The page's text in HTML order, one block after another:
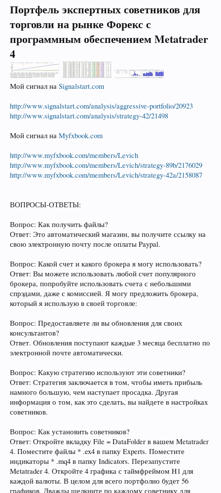
Портфель экспертных советников для
торговли на рынке Форекс с
программным обеспечением Metatrader
4
Мой сигнал на Signalstart.com
http://www.signalstart.com/analysis/aggressive-portfolio/20923
http://www.signalstart.com/analysis/strategy-42/21498
Мой сигнал на Myfxbook.com
http://www.myfxbook.com/members/Levich
http://www.myfxbook.com/members/Levich/strategy-89b/2176029
http://www.myfxbook.com/members/Levich/strategy-42a/2158087
ВОПРОСЫ-ОТВЕТЫ:
Вопрос: Как получить файлы?
Ответ: Это автоматический магазин, вы получите ссылку на
свою электронную почту после оплаты Paypal.
Вопрос: Какой счет и какого брокера я могу использовать?
Ответ: Вы можете использовать любой счет популярного
брокера, попробуйте использовать счета с небольшими
спрэдами, даже с комиссией. Я могу предложить брокера,
который я использую в своей торговле:
Вопрос: Предоставляете ли вы обновления для своих
консультантов?
Ответ. Обновления поступают каждые 3 месяца бесплатно по
электронной почте автоматически.
Вопрос: Какую стратегию используют эти советники?
Ответ: Стратегия заключается в том, чтобы иметь прибыль
намного большую, чем наступает просадка. Другая
информация о том, как это сделать, вы найдете в настройках
советников.
Вопрос: Как установить советников?
Ответ: Откройте вкладку File = DataFolder в вашем Metatrader
4. Поместите файлы * .ex4 в папку Experts. Поместите
индикаторы * .mq4 в папку Indicators. Перезапустите
Metatrader 4. Откройте 4 графика с таймфреймом H1 для
каждой валюты. В целом для всего портфолио будет 56
графиков. Дважды щелкните по каждому советнику для